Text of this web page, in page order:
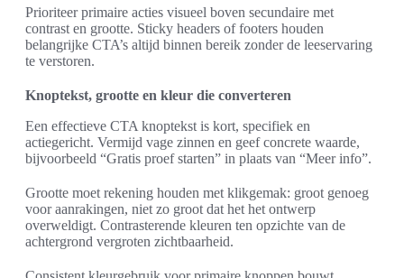
Prioriteer primaire acties visueel boven secundaire met
contrast en grootte. Sticky headers of footers houden
belangrijke CTA’s altijd binnen bereik zonder de leeservaring
te verstoren.
Knoptekst, grootte en kleur die converteren
Een effectieve CTA knoptekst is kort, specifiek en
actiegericht. Vermijd vage zinnen en geef concrete waarde,
bijvoorbeeld “Gratis proef starten” in plaats van “Meer info”.
Grootte moet rekening houden met klikgemak: groot genoeg
voor aanrakingen, niet zo groot dat het het ontwerp
overweldigt. Contrasterende kleuren ten opzichte van de
achtergrond vergroten zichtbaarheid.